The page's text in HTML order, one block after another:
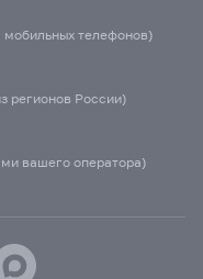
мобильных телефонов)
регионов России)
вашего оператора)